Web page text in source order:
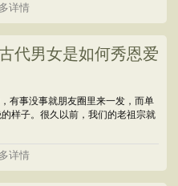
详情
代男女是如何秀恩爱
有事没事就朋友圈里来一发，而单
样子。很久以前，我们的老祖宗就
详情